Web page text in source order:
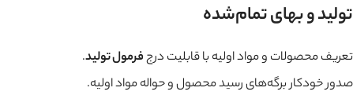
تولید و بهای تمام‌شده
تعریف محصولات و مواد اولیه با قابلیت درجفرمول تولید.
صدور خودکار برگه‌های رسید محصول و حواله مواد اولیه.